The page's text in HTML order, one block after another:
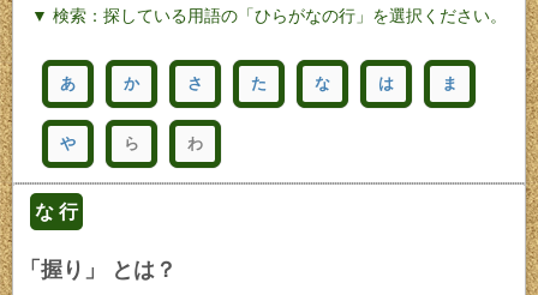
▼ 検索：探している用語の「ひらがなの行」を選択ください。
あ か さ た な は ま
や ら わ
な 行
「握り」 とは？